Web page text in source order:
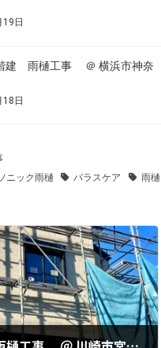
19日
建 雨樋工事 ＠ 横浜市神奈
18日
ニック雨樋 パラスケア 雨樋